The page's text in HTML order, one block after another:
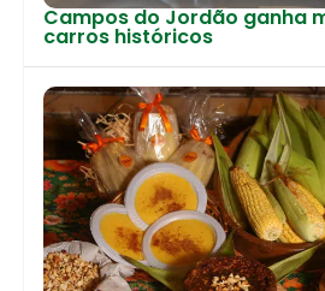
Campos do Jordão ganha
carros históricos